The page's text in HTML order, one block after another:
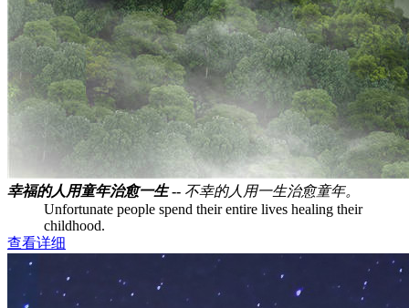
幸福的人用童年治愈一生-- 不幸的人用一生治愈童年。
Unfortunate people spend their entire lives healing their
childhood.
查看详细